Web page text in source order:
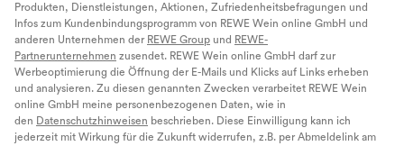
Produkten, Dienstleistungen, Aktionen, Zufriedenheitsbefragungen und
Infos zum Kundenbindungsprogramm von REWE Wein online GmbH und
anderen Unternehmen der REWE Group und REWE-
Partnerunternehmen zusendet. REWE Wein online GmbH darf zur
Werbeoptimierung die Öffnung der E-Mails und Klicks auf Links erheben
und analysieren. Zu diesen genannten Zwecken verarbeitet REWE Wein
online GmbH meine personenbezogenen Daten, wie in
den Datenschutzhinweisen beschrieben. Diese Einwilligung kann ich
jederzeit mit Wirkung für die Zukunft widerrufen, z.B. per Abmeldelink am